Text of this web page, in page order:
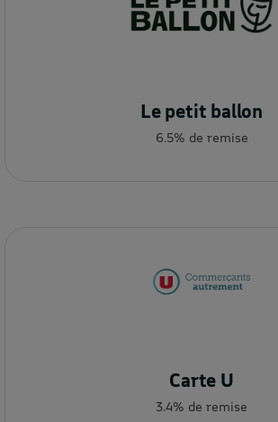
Le petit ballon
6.5% de remise
Carte U
3.4% de remise